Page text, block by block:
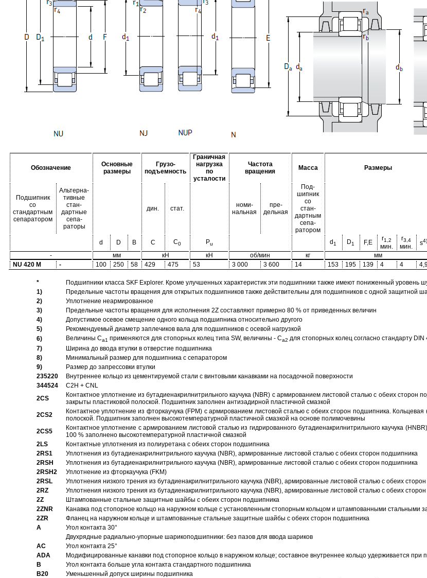
Обозначение
Основные
размеры
Грузо-
подъемность
Граничная
нагрузка
по
усталости
Частота
вращения
Масса Размеры
Подшипник
со
стандартным
сепаратором
Альтерна-
тивные
стан-
дартные
сепа-
раторы
дин. стат.
номи-
нальная
пре-
дельная
Под-
шипник
со
стан-
дартным
сепа-
ратором
d D B C C0 Pu d1 D1 F,E
r1,2
мин.
r3,4
мин.
s4)
-
мм кН кН об/мин кг мм
NU 420 M
- 100 250 58 429 475 53 3 000 3 600 14 153 195 139 4 4
*
Подшипники класса SKF Explorer. Кроме улучшенных характеристик эти подшипники также имеют пониженный уровень
1)
Предельные частоты вращения для открытых подшипников также действительны для подшипников с одной защитной
2)
Уплотнение неармированное
3)
Предельные частоты вращения для исполнения 2Z составляют примерно 80 % от приведенных величин
4)
Допустимое осевое смещение одного кольца подшипника относительно другого
5)
Рекомендуемый диаметр заплечиков вала для подшипников с осевой нагрузкой
6)
Величины Ca1 применяются для стопорных колец типа SW, величины - Ca2 для стопорных колец согласно стандарту DIN
7)
Ширина до ввода втулки в отверстие подшипника
8)
Минимальный размер для подшипника с сепаратором
9)
Размер до запрессовки втулки
235220
Внутреннее кольцо из цементируемой стали с винтовыми канавками на посадочной поверхности
344524
C2H + CNL
2CS
Контактное уплотнение из бутадиенакрилнитрильного каучука (NBR) с армированием листовой сталью с обеих сторон
закрыты пластиковой полоской. Подшипник заполнен антизадирной пластичной смазкой
2CS2
Контактное уплотнение из фторкаучука (FPM) с армированием листовой сталью с обеих сторон подшипника.
полоской. Подшипник заполнен высокотемпературной пластичной смазкой на основе полимочевины
2CS5
Контактное уплотнение с армированием листовой сталью из гидрированного бутадиенакрилнитрильного каучука
100 % заполнено высокотемпературной пластичной смазкой
2LS
Контактные уплотнения из полиуретана с обеих сторон подшипника
2RS1
Уплотнения из бутадиенакрилнитрильного каучука (NBR), армированные листовой сталью с обеих сторон подшипника
2RSH
Уплотнения из бутадиенакрилнитрильного каучука (NBR), армированные листовой сталью с обеих сторон подшипника
2RSH2
Уплотнение из фторкаучука (FKM)
2RSL
Уплотнения низкого трения из бутадиенакрилнитрильного каучука (NBR), армированные листовой сталью с обеих
2RZ
Уплотнения низкого трения из бутадиенакрилнитрильного каучука (NBR), армированные листовой сталью с обеих
2Z
Штампованные стальные защитные шайбы с обеих сторон подшипника
2ZNR
Канавка под стопорное кольцо на наружном кольце с установленным стопорным кольцом и штампованными
2ZR
Фланец на наружном кольце и штампованные стальные защитные шайбы с обеих сторон подшипника
A
Угол контакта 30°
Двухрядные радиально-упорные шарикоподшипники: без пазов для ввода шариков
AC
Угол контакта 25°
ADA
Модифицированные канавки под стопорное кольцо в наружном кольце; составное внутреннее кольцо удерживается при
B
Угол контакта больше угла контакта стандартного подшипника
B20
Уменьшенный допуск ширины подшипника